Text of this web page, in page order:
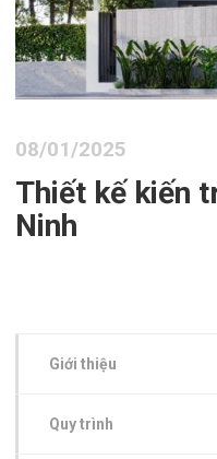
08/01/2025
Thiết kế kiến
Ninh
Giới thiệu
Quy trình